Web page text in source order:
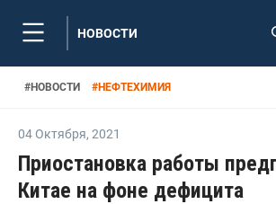
НОВОСТИ
#НОВОСТИ #НЕФТЕХИМИЯ
04 Октября, 2021
Приостановка работы
Китае на фоне дефицита